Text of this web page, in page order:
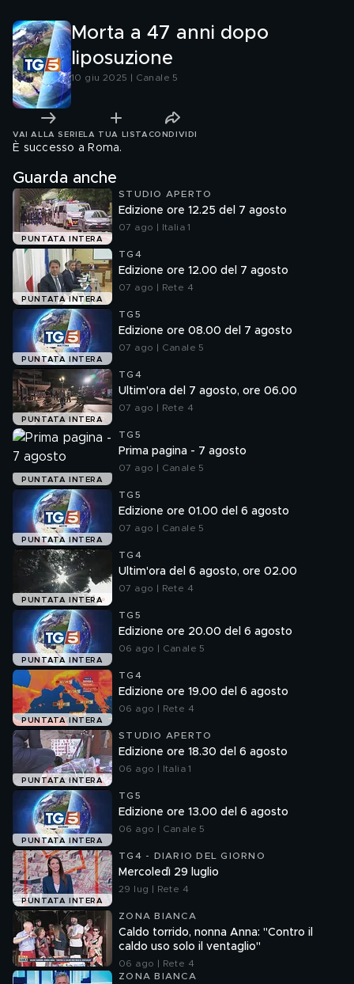
Morta a 47 anni dopo
liposuzione
10 giu 2025 | Canale 5
VAI ALLA SERIE LA TUA LISTA CONDIVIDI
È successo a Roma.
Guarda anche
PUNTATA INTERA
STUDIO APERTO
Edizione ore 12.25 del 7 agosto
07 ago | Italia 1
PUNTATA INTERA
TG4
Edizione ore 12.00 del 7 agosto
07 ago | Rete 4
PUNTATA INTERA
TG5
Edizione ore 08.00 del 7 agosto
07 ago | Canale 5
PUNTATA INTERA
TG4
Ultim'ora del 7 agosto, ore 06.00
07 ago | Rete 4
PUNTATA INTERA
TG5
Prima pagina - 7 agosto
07 ago | Canale 5
PUNTATA INTERA
TG5
Edizione ore 01.00 del 6 agosto
07 ago | Canale 5
PUNTATA INTERA
TG4
Ultim'ora del 6 agosto, ore 02.00
07 ago | Rete 4
PUNTATA INTERA
TG5
Edizione ore 20.00 del 6 agosto
06 ago | Canale 5
PUNTATA INTERA
TG4
Edizione ore 19.00 del 6 agosto
06 ago | Rete 4
PUNTATA INTERA
STUDIO APERTO
Edizione ore 18.30 del 6 agosto
06 ago | Italia 1
PUNTATA INTERA
TG5
Edizione ore 13.00 del 6 agosto
06 ago | Canale 5
PUNTATA INTERA
TG4 - DIARIO DEL GIORNO
Mercoledì 29 luglio
29 lug | Rete 4
ZONA BIANCA
Caldo torrido, nonna Anna: "Contro il
caldo uso solo il ventaglio"
06 ago | Rete 4
ZONA BIANCA